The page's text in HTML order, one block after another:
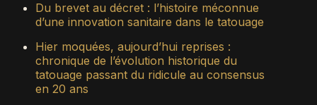
Du brevet au décret : l’histoire méconnue
d’une innovation sanitaire dans le tatouage
Hier moquées, aujourd’hui reprises :
chronique de l’évolution historique du
tatouage passant du ridicule au consensus
en 20 ans